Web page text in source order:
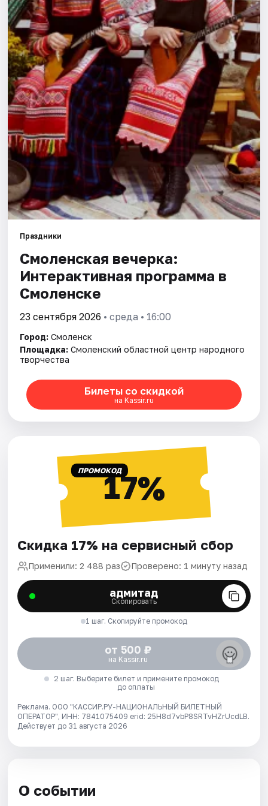
Города
Площадки
Артисты
Рейтинги
Праздники
Смоленская вечерка:
Интерактивная программа в
Смоленске
23 сентября 2026 • среда • 16:00
Город: Смоленск
Площадка: Смоленский областной центр народного
творчества
Билеты со скидкой
на Kassir.ru
ПРОМОКОД17%
Скидка 17% на сервисный сбор
Применили: 2 488 раз Проверено: 1 минуту назад
адмитад
Скопировать
1 шаг. Скопируйте промокод
от 500 ₽
на Kassir.ru
2 шаг. Выберите билет и примените промокод
до оплаты
Реклама. ООО "КАССИР.РУ-НАЦИОНАЛЬНЫЙ БИЛЕТНЫЙ
ОПЕРАТОР", ИНН: 7841075409 erid: 25H8d7vbP8SRTvHZrUcdLB.
Действует до 31 августа 2026
О событии